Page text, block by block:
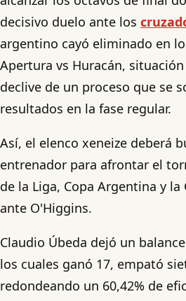
decisivo duelo ante los
argentino cayó eliminado en
Apertura vs Huracán,
declive de un proceso que se
resultados en la fase regular.
Así, el elenco xeneize deberá
entrenador para afrontar el
de la Liga, Copa Argentina y la
ante O'Higgins.
Claudio Úbeda dejó un
los cuales ganó 17, empató
redondeando un 60,42% de